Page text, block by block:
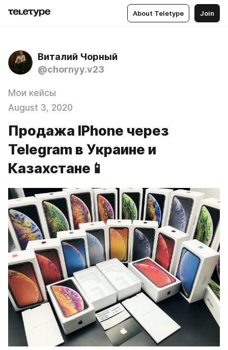
About Teletype Join
Виталий Чорный
@chornyy.v23
Мои кейсы
August 3, 2020
Продажа IPhone через
Telegram в Украине и
Казахстане📱